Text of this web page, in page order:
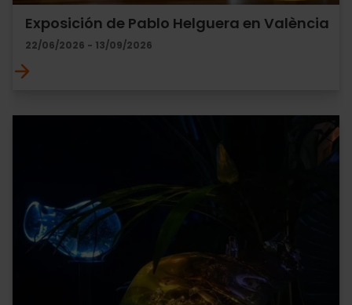
Exposición de Pablo Helguera en València
22/06/2026 - 13/09/2026